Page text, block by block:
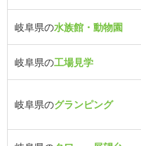
岐阜県の水族館・動物園
岐阜県の工場見学
岐阜県のグランピング